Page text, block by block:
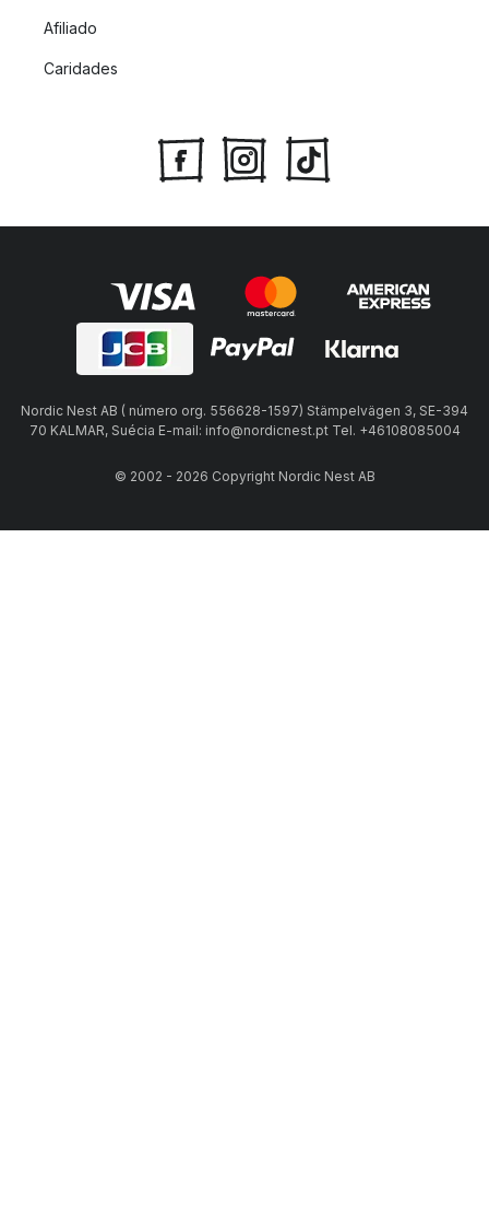
Afiliado
Caridades
Nordic Nest AB ( número org. 556628-1597) Stämpelvägen 3, SE-394
70 KALMAR, Suécia E-mail: info@nordicnest.pt Tel. +46108085004
© 2002 - 2026 Copyright Nordic Nest AB